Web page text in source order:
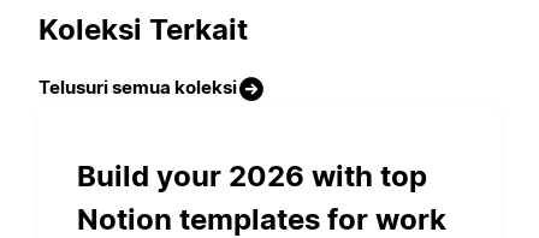
Koleksi Terkait
Telusuri semua koleksi
Build your 2026 with top
Notion templates for work